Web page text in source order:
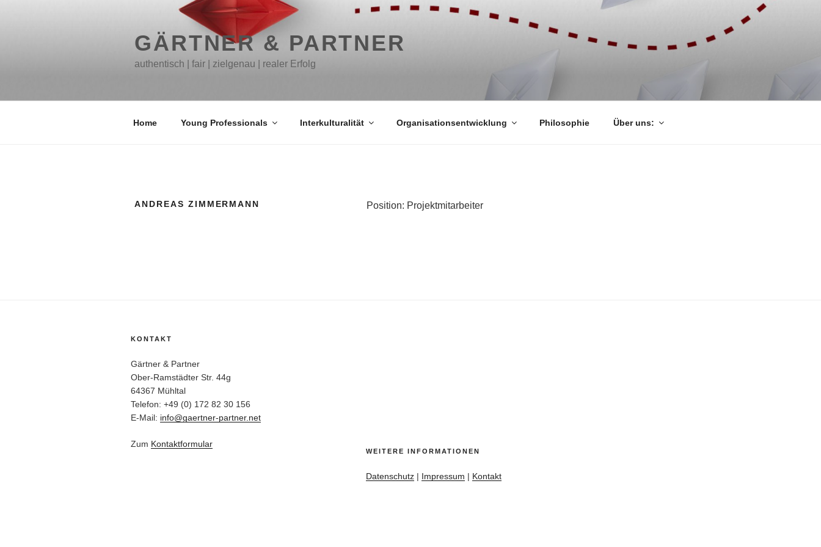
GÄRTNER & PARTNER
authentisch | fair | zielgenau | realer Erfolg
Home Young Professionals Interkulturalität Organisationsentwicklung Philosophie Über uns:
ANDREAS ZIMMERMANN Position: Projektmitarbeiter
KONTAKT
Gärtner & Partner
Ober-Ramstädter Str. 44g
64367 Mühltal
Telefon: +49 (0) 172 82 30 156
E-Mail: info@gaertner-partner.net
Zum Kontaktformular
WEITERE INFORMATIONEN
Datenschutz| Impressum | Kontakt